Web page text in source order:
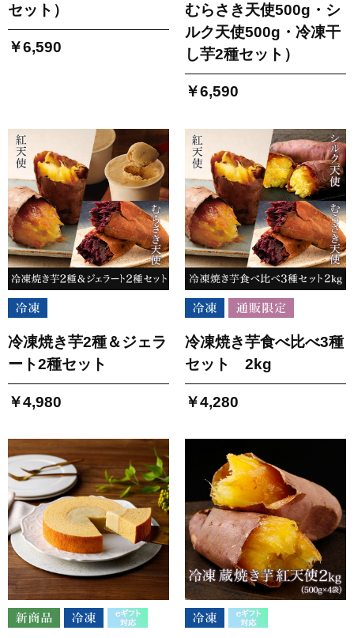
セット）
￥6,590
むらさき天使500g・シ
ルク天使500g・冷凍干
し芋2種セット）
￥6,590
冷凍焼き芋2種＆ジェラ
ート2種セット
￥4,980
冷凍焼き芋食べ比べ3種
セット 2kg
￥4,280